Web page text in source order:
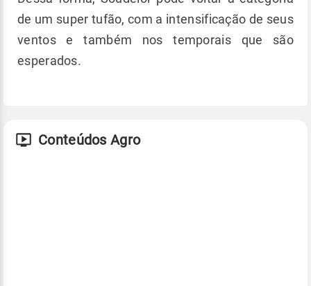
de um super tufão, com a intensificação de seus
ventos e também nos temporais que são
esperados.
Conteúdos Agro